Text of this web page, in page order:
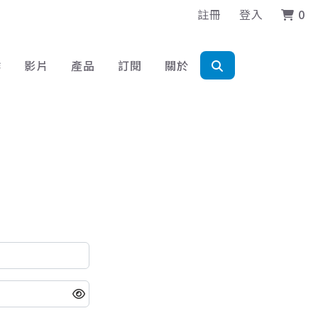
註冊 登入 0
影片 產品 訂閱 關於